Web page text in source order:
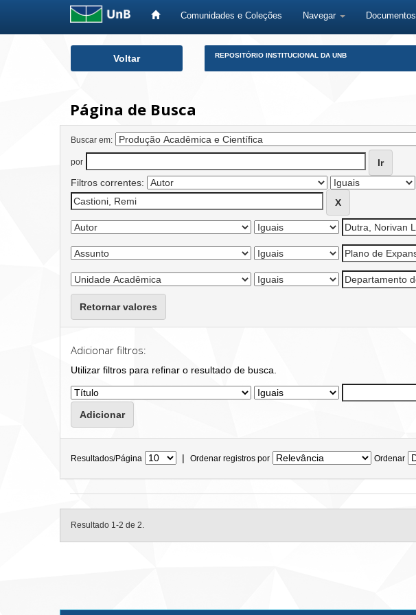
Comunidades e Coleções Navegar Documentos
Voltar REPOSITÓRIO INSTITUCIONAL DA UNB
Página de Busca
Buscar em:
por
Filtros correntes:
Retornar valores
Adicionar filtros:
Utilizar filtros para refinar o resultado de busca.
Resultados/Página | Ordenar registros por Ordenar
Resultado 1-2 de 2.